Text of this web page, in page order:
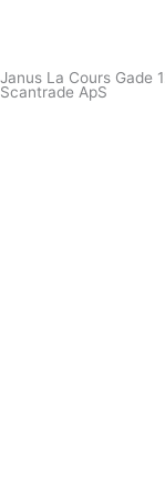
Janus La Cours Gade
Scantrade ApS